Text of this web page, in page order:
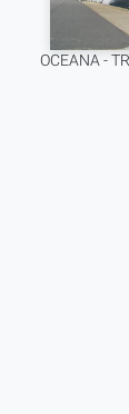
OCEANA -